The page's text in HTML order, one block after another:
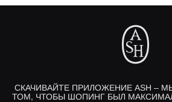
СКАЧИВАЙТЕ ПРИЛОЖЕНИЕ ASH –
ТОМ, ЧТОБЫ ШОПИНГ БЫЛ